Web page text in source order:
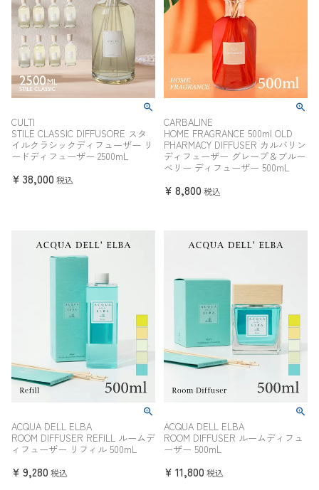
CULTI
STILE CLASSIC DIFFUSORE スタ
イルクラシックディフューザー リ
ードディフューザー 2500mL
¥ 38,000 税込
CARBALINE
HOME FRAGRANCE 500ml OLD
PHARMACY DIFFUSER カルバリン
ディフューザー グレープ＆ブルー
ベリー ディフューザー 500mL
¥ 8,800 税込
ACQUA DELL ELBA
ROOM DIFFUSER REFILL ルームデ
ィフューザー リフィル 500mL
¥ 9,280 税込
ACQUA DELL ELBA
ROOM DIFFUSER ルームディフュ
ーザー 500mL
¥ 11,800 税込